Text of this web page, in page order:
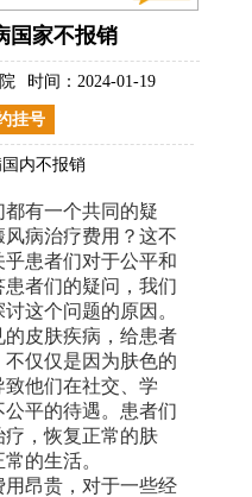
国家不报销
时间：2024-01-19
挂号
内不报销
有一个共同的疑
病治疗费用？这不
患者们对于公平和
者们的疑问，我们
这个问题的原因。
皮肤疾病，给患者
仅仅是因为肤色的
他们在社交、学
平的待遇。患者们
，恢复正常的肤
的生活。
昂贵，对于一些经